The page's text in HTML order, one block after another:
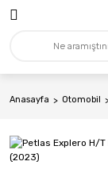
Anasayfa Otomobil